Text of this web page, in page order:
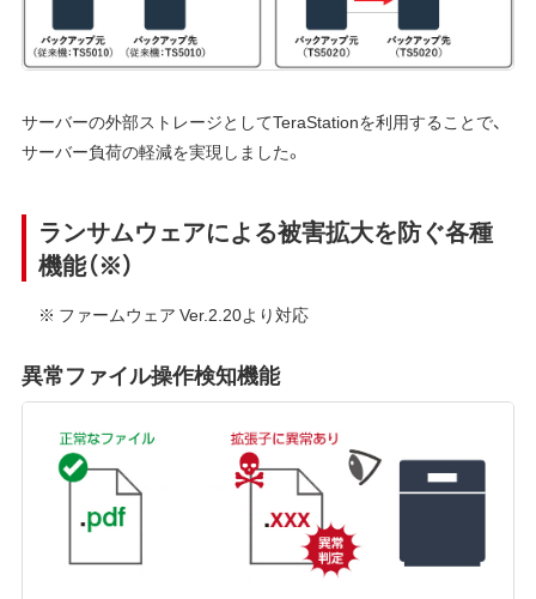
サーバーの外部ストレージとしてTeraStationを利用することで、
サーバー負荷の軽減を実現しました。
ランサムウェアによる被害拡大を防ぐ各種
機能（※）
※ ファームウェア Ver.2.20より対応
異常ファイル操作検知機能